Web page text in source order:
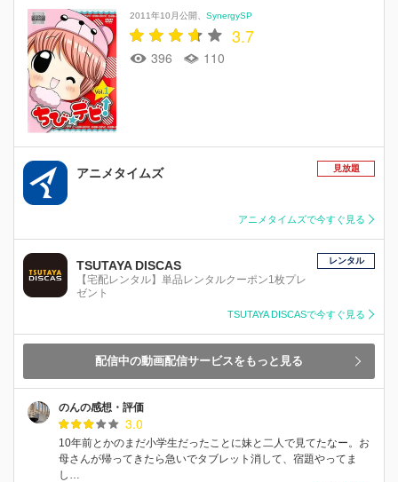
2011年10月公開 SynergySP
3.7
396 110
アニメタイムズ 見放題
アニメタイムズで今すぐ見る
TSUTAYA DISCAS
【宅配レンタル】単品レンタルクーポン1枚プレ
ゼント
レンタル
TSUTAYA DISCASで今すぐ見る
配信中の動画配信サービスをもっと見る
のんの感想・評価
3.0
10年前とかのまだ小学生だったことに妹と二人で見てたなー。お
母さんが帰ってきたら急いでタブレット消して、宿題やってま
し…